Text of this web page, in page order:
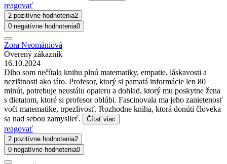
reagovať
2 pozitívne hodnotenia2
0 negatívne hodnotenia0
Zora Neomániová
Overený zákazník
16.10.2024
Dlho som nečítala knihu plnú matematiky, empatie, láskavosti a
nezištnosti ako táto. Profesor, ktorý si pamatá informácie len 80
minút, potrebuje neustálu opateru a dohlad, ktorý mu poskytne žena
s dietatom, ktoré si profesor oblúbi. Fascinovala ma jeho zanietenosť
voči matematike, trpezlivosť. Rozhodne kniha, ktorá donúti človeka
sa nad sebou zamyslieť.
Čítať viac
reagovať
2 pozitívne hodnotenia2
0 negatívne hodnotenia0